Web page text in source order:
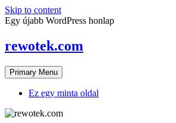
Skip to content
Egy újabb WordPress honlap
rewotek.com
Primary Menu
Ez egy minta oldal